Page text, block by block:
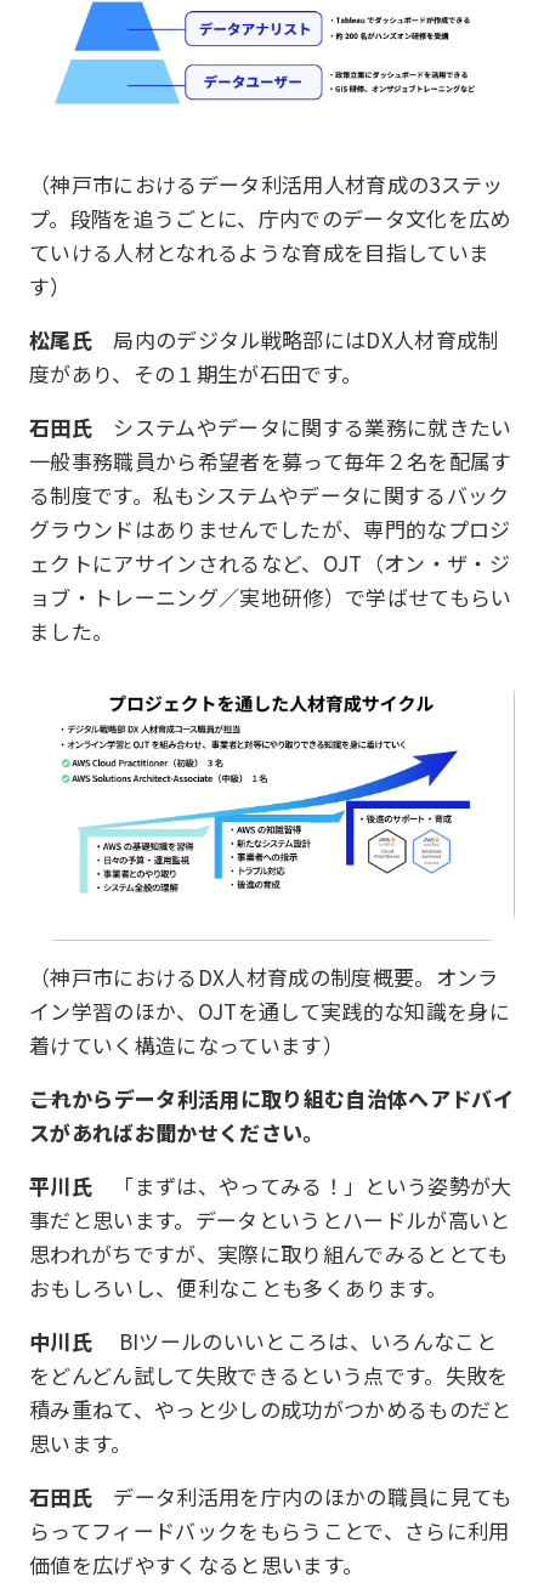
（神戸市におけるデータ利活用人材育成の3ステッ
プ。段階を追うごとに、庁内でのデータ文化を広め
ていける人材となれるような育成を目指していま
す）
松尾氏 局内のデジタル戦略部にはDX人材育成制
度があり、その１期生が石田です。
石田氏 システムやデータに関する業務に就きたい
一般事務職員から希望者を募って毎年２名を配属す
る制度です。私もシステムやデータに関するバック
グラウンドはありませんでしたが、専門的なプロジ
ェクトにアサインされるなど、OJT（オン・ザ・ジ
ョブ・トレーニング／実地研修）で学ばせてもらい
ました。
（神戸市におけるDX人材育成の制度概要。オンラ
イン学習のほか、OJTを通して実践的な知識を身に
着けていく構造になっています）
これからデータ利活用に取り組む自治体へアドバイ
スがあればお聞かせください。
平川氏 「まずは、やってみる！」という姿勢が大
事だと思います。データというとハードルが高いと
思われがちですが、実際に取り組んでみるととても
おもしろいし、便利なことも多くあります。
中川氏 BIツールのいいところは、いろんなこと
をどんどん試して失敗できるという点です。失敗を
積み重ねて、やっと少しの成功がつかめるものだと
思います。
石田氏 データ利活用を庁内のほかの職員に見ても
らってフィードバックをもらうことで、さらに利用
価値を広げやすくなると思います。